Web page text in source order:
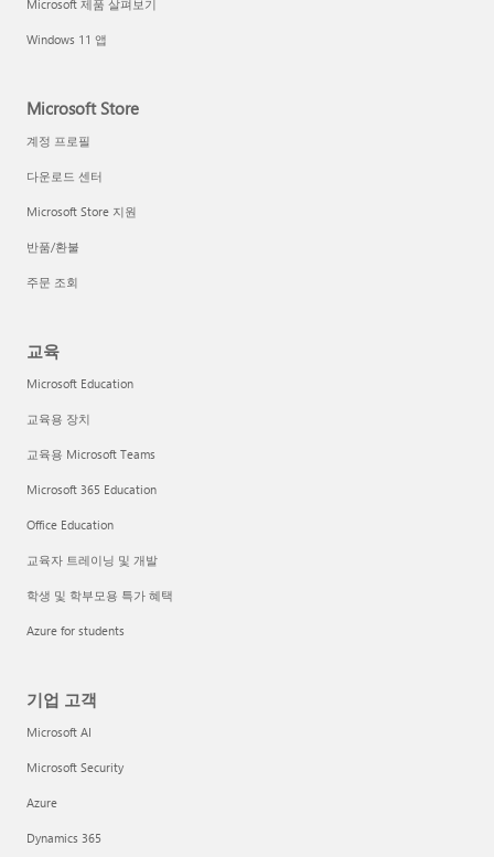
Microsoft 제품 살펴보기
Windows 11 앱
Microsoft Store
계정 프로필
다운로드 센터
Microsoft Store 지원
반품/환불
주문 조회
교육
Microsoft Education
교육용 장치
교육용 Microsoft Teams
Microsoft 365 Education
Office Education
교육자 트레이닝 및 개발
학생 및 학부모용 특가 혜택
Azure for students
기업 고객
Microsoft AI
Microsoft Security
Azure
Dynamics 365